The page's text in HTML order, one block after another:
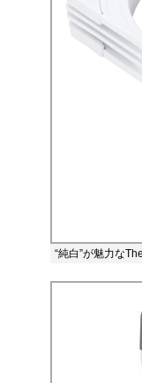
“純白”が魅力な